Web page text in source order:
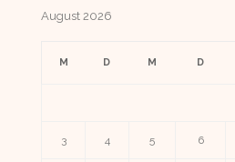
August 2026
M D M D
3 4 5 6